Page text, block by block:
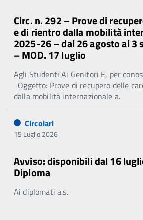
Circ. n. 292 – Prove di
e di rientro dalla mobilità
2025-26 – dal 26 agosto al 3
– MOD. 17 luglio
Agli Studenti Ai Genitori E, per
Oggetto: Prove di recupero delle
dalla mobilità internazionale a.
Circolari
15 Luglio 2026
Avviso: disponibili dal 16
Diploma
Ai diplomati a.s.